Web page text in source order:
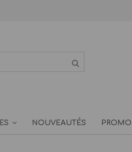
NOUVEAUTÉS PROMO